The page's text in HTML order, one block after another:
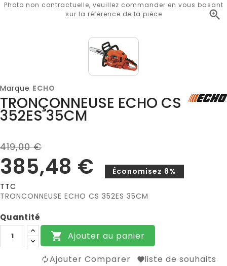

Photo non contractuelle, veuillez commander en vous basant
sur la référence de la pièce
Marque ECHO
TRONÇONNEUSE ECHO CS
352ES 35CM
419,00 €
385,48 €
Économisez 8%
TTC
TRONCONNEUSE ECHO CS 352ES 35CM
Quantité
 Ajouter au panier
Ajouter Comparer liste de souhaits